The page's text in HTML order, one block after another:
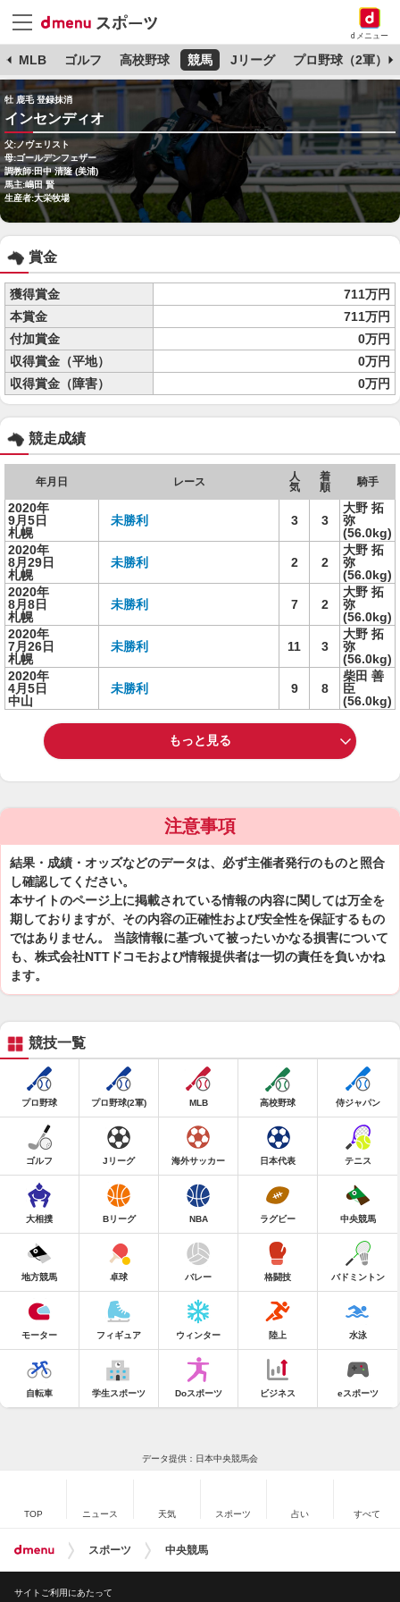
dメニュー
MLB ゴルフ 高校野球 競馬 Jリーグ プロ野球（2軍）
牡 鹿毛 登録抹消
インセンディオ
父:ノヴェリスト
母:ゴールデンフェザー
調教師:田中 清隆 (美浦)
馬主:嶋田 賢
生産者:大栄牧場
賞金
獲得賞金
711万円
本賞金
711万円
付加賞金
0万円
収得賞金（平地）
0万円
収得賞金（障害）
0万円
競走成績
年月日 レース
人
気
着
順
騎手
2020年
9月5日
札幌
未勝利 3 3
大野 拓
弥
(56.0kg)
2020年
8月29日
札幌
未勝利 2 2
大野 拓
弥
(56.0kg)
2020年
8月8日
札幌
未勝利 7 2
大野 拓
弥
(56.0kg)
2020年
7月26日
札幌
未勝利 11 3
大野 拓
弥
(56.0kg)
2020年
4月5日
中山
未勝利 9 8
柴田 善
臣
(56.0kg)
もっと見る
注意事項
結果・成績・オッズなどのデータは、必ず主催者発行のものと照合
し確認してください。
本サイトのページ上に掲載されている情報の内容に関しては万全を
期しておりますが、その内容の正確性および安全性を保証するもの
ではありません。 当該情報に基づいて被ったいかなる損害について
も、株式会社NTTドコモおよび情報提供者は一切の責任を負いかね
ます。
競技一覧
プロ野球 プロ野球(2軍) MLB 高校野球 侍ジャパン
ゴルフ Jリーグ 海外サッカー 日本代表 テニス
大相撲 Bリーグ NBA ラグビー 中央競馬
地方競馬 卓球 バレー 格闘技 バドミントン
モーター フィギュア ウィンター 陸上 水泳
自転車 学生スポーツ Doスポーツ ビジネス eスポーツ
データ提供：日本中央競馬会
TOP ニュース 天気 スポーツ 占い すべて
スポーツ 中央競馬
サイトご利用にあたって